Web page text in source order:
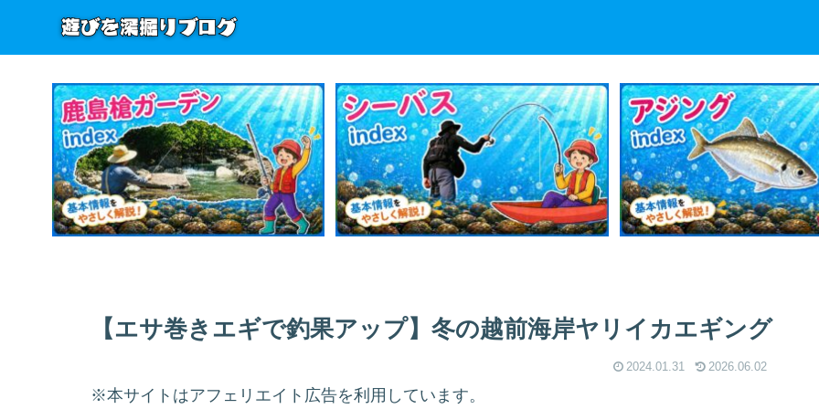
【エサ巻きエギで釣果アップ】冬の越前海岸ヤリイカエギング
2024.01.31 2026.06.02
※本サイトはアフェリエイト広告を利用しています。